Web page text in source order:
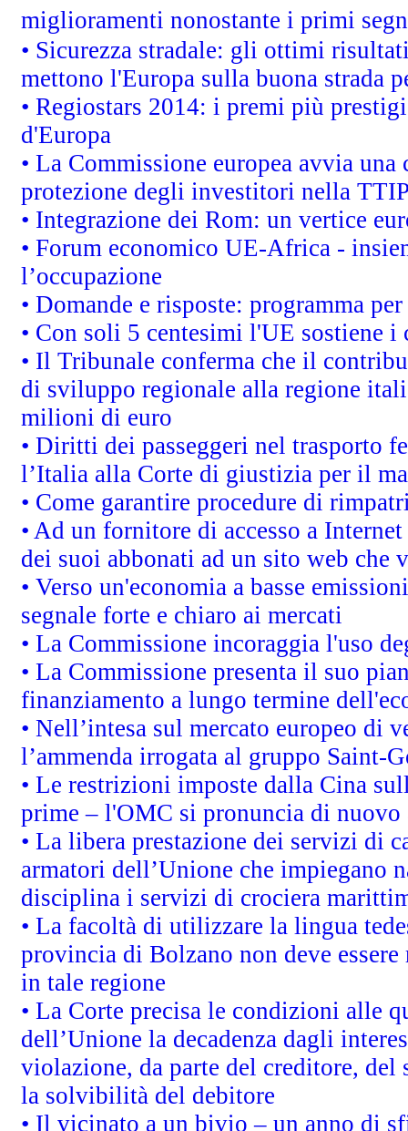
miglioramenti nonostante i primi
• Sicurezza stradale: gli ottimi
mettono l'Europa sulla buona strada
• Regiostars 2014: i premi più
d'Europa
• La Commissione europea avvia
protezione degli investitori nella
• Integrazione dei Rom: un vertice
• Forum economico UE-Africa -
l’occupazione
• Domande e risposte: programma
• Con soli 5 centesimi l'UE sostiene
• Il Tribunale conferma che il
di sviluppo regionale alla regione
milioni di euro
• Diritti dei passeggeri nel trasporto
l’Italia alla Corte di giustizia per il
• Come garantire procedure di
• Ad un fornitore di accesso a
dei suoi abbonati ad un sito web che
• Verso un'economia a basse
segnale forte e chiaro ai mercati
• La Commissione incoraggia l'uso
• La Commissione presenta il suo
finanziamento a lungo termine
• Nell’intesa sul mercato europeo
l’ammenda irrogata al gruppo
• Le restrizioni imposte dalla Cina
prime – l'OMC si pronuncia di
• La libera prestazione dei servizi di
armatori dell’Unione che impiegano
disciplina i servizi di crociera
• La facoltà di utilizzare la lingua
provincia di Bolzano non deve
in tale regione
• La Corte precisa le condizioni alle
dell’Unione la decadenza dagli
violazione, da parte del creditore,
la solvibilità del debitore
• Il vicinato a un bivio – un anno di